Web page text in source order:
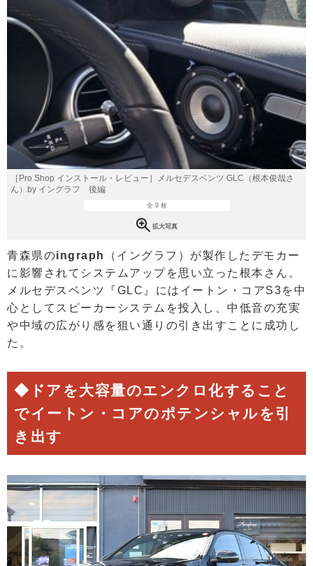
［Pro Shop インストール・レビュー］メルセデスベンツ GLC（根本俊哉さ
ん）by イングラフ 後編
全 9 枚
拡大写真
青森県のingraph
（イングラフ）が製作したデモカー
に影響されてシステムアップを思い立った根本さん。
メルセデスベンツ『GLC』にはイートン・コアS3を中
心としてスピーカーシステムを投入し、中低音の充実
や中域の広がり感を狙い通りの引き出すことに成功し
た。
◆ドアを大容量のエンクロ化すること
でイートン・コアのポテンシャルを引
き出す